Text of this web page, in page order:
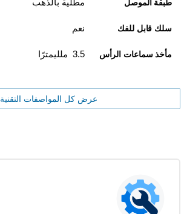
طبقة الموصل مطلية بالذهب
سلك قابل للفك نعم
مأخذ سماعات الرأس 3.5 ملليمترًا
عرض كل المواصفات التقنية